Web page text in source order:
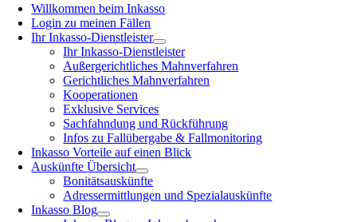
Willkommen beim Inkasso
Login zu meinen Fällen
Ihr Inkasso-Dienstleister
Ihr Inkasso-Dienstleister
Außergerichtliches Mahnverfahren
Gerichtliches Mahnverfahren
Kooperationen
Exklusive Services
Sachfahndung und Rückführung
Infos zu Fallübergabe & Fallmonitoring
Inkasso Vorteile auf einen Blick
Auskünfte Übersicht
Bonitätsauskünfte
Adressermittlungen und Spezialauskünfte
Inkasso Blog